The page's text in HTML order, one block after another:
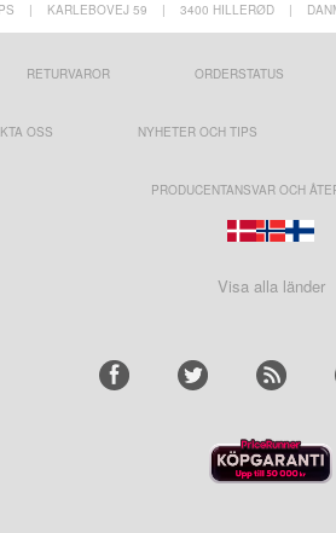
| KARLEBOVEJ 59 | 3400 HILLERØD |
RETURVAROR ORDERSTATUS
OSS NYHETER OCH TIPS
PRODUCENTANSVAR OCH
Visa alla länder